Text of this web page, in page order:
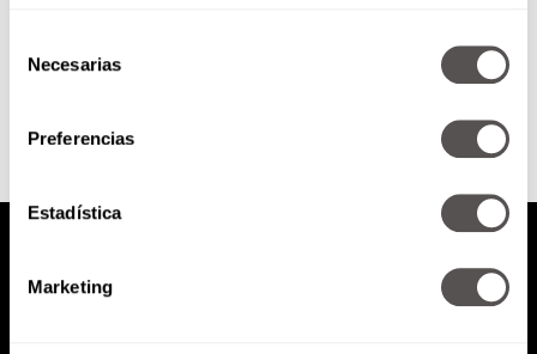
Necesarias
Preferencias
Estadística
Marketing